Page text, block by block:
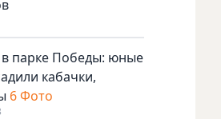
парке Победы: юные
кабачки,
6 Фото